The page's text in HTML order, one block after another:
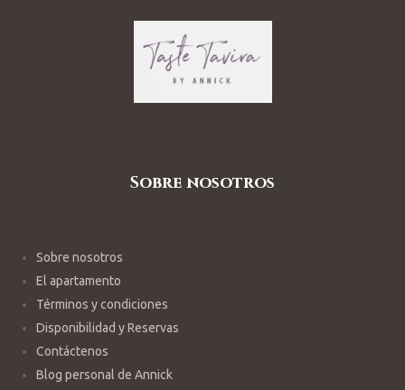
Sobre nosotros
Sobre nosotros
El apartamento
Términos y condiciones
Disponibilidad y Reservas
Contáctenos
Blog personal de Annick